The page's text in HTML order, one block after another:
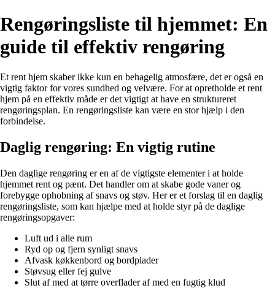
Rengøringsliste til hjemmet: En
guide til effektiv rengøring
Et rent hjem skaber ikke kun en behagelig atmosfære, det er også en
vigtig faktor for vores sundhed og velvære. For at opretholde et rent
hjem på en effektiv måde er det vigtigt at have en struktureret
rengøringsplan. En rengøringsliste kan være en stor hjælp i den
forbindelse.
Daglig rengøring: En vigtig rutine
Den daglige rengøring er en af de vigtigste elementer i at holde
hjemmet rent og pænt. Det handler om at skabe gode vaner og
forebygge ophobning af snavs og støv. Her er et forslag til en daglig
rengøringsliste, som kan hjælpe med at holde styr på de daglige
rengøringsopgaver:
Luft ud i alle rum
Ryd op og fjern synligt snavs
Afvask køkkenbord og bordplader
Støvsug eller fej gulve
Slut af med at tørre overflader af med en fugtig klud